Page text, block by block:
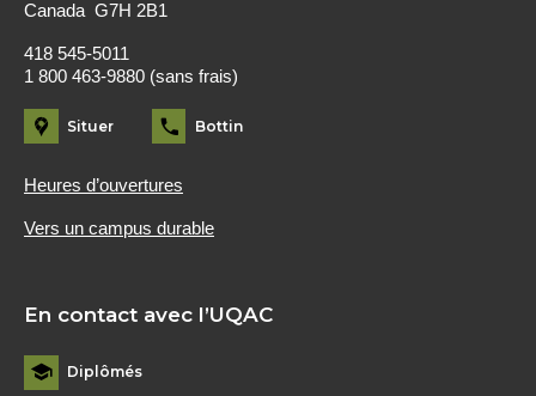
Canada G7H 2B1
418 545-5011
1 800 463-9880 (sans frais)
Situer Bottin
Heures d’ouvertures
Vers un campus durable
En contact avec l’UQAC
Diplômés